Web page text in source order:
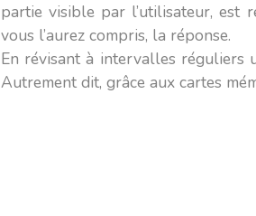
partie visible par l’utilisateur, est
vous l’aurez compris, la réponse.
En révisant à intervalles réguliers
Autrement dit, grâce aux cartes